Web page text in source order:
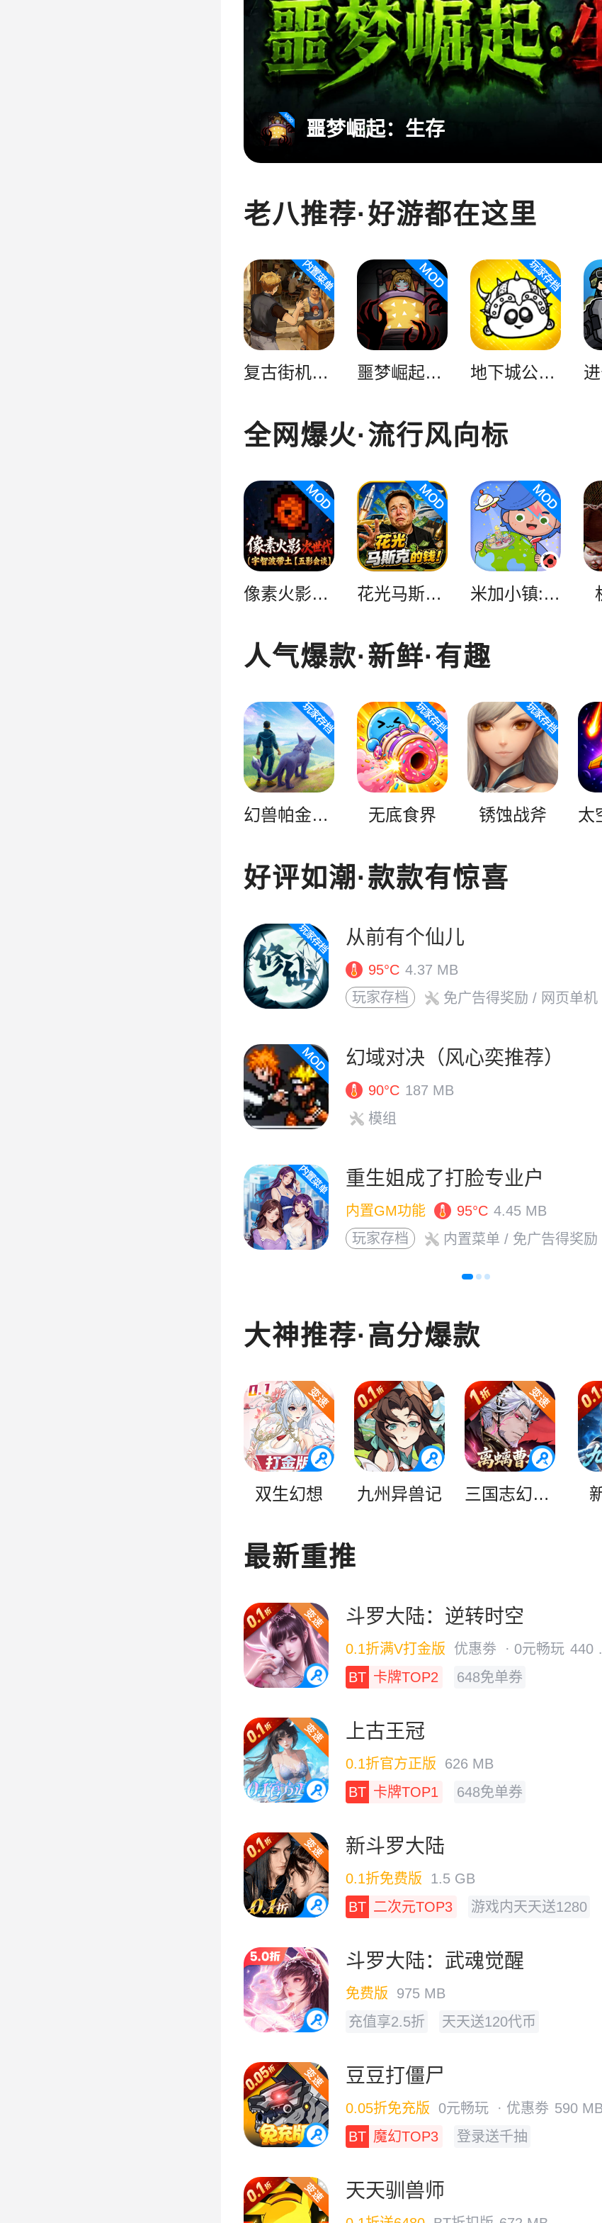
噩梦崛起：生存
老八推荐·好游都在这里
复古街机大亨 噩梦崛起：生存 地下城公会终极版（steam移植）
全网爆火·流行风向标
像素火影次世代 花光马斯克的钱 米加小镇:世界
人气爆款·新鲜·有趣
幻兽帕金（MOD菜单） 无底食界 锈蚀战斧
好评如潮·款款有惊喜
从前有个仙儿
95°C 4.37 MB
玩家存档
免广告得奖励 / 网页单机
幻域对决（风心奕推荐）
90°C 187 MB
模组
重生姐成了打脸专业户
内置GM功能 95°C 4.45 MB
玩家存档
内置菜单 / 免广告得奖励
大神推荐·高分爆款
双生幻想 九州异兽记 三国志幻想大陆2：枭之歌
最新重推
斗罗大陆：逆转时空
0.1折满V打金版 优惠劵 · 0元畅玩
BT 卡牌TOP2
648免单券
上古王冠
0.1折官方正版
626 MB
BT 卡牌TOP1
648免单券
新斗罗大陆
0.1折免费版
1.5 GB
BT 二次元TOP3
游戏内天天送1280
斗罗大陆：武魂觉醒
免费版
975 MB
充值享2.5折
天天送120代币
豆豆打僵尸
0.05折免充版 0元畅玩 · 优惠劵 590
BT 魔幻TOP3 登录送千抽
天天驯兽师